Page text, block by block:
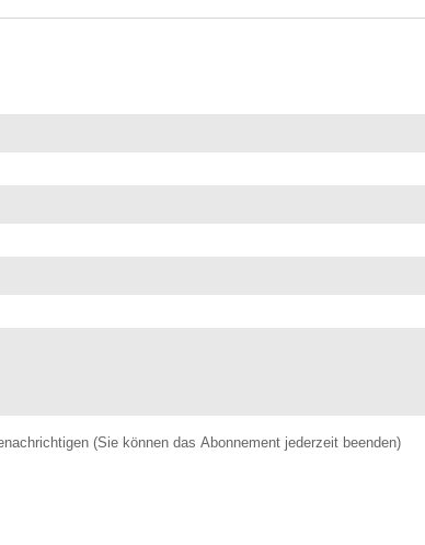
(Sie können das Abonnement jederzeit beenden)